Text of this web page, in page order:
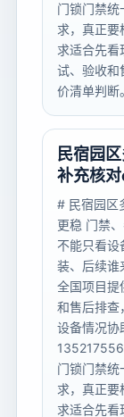
门锁门禁统
求，真正要
求适合先看
试、验收和
价清单判断
民宿园
补充核
# 民宿园区
更稳 门禁
不能只看设
装、后续谁
全国项目提
和售后排查
设备情况协
门锁门禁统
求，真正要
求适合先看